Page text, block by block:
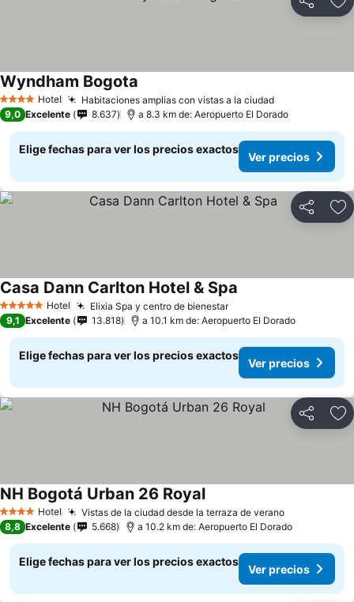
Compartir
4 EstrellasHotel Habitaciones amplias con vistas a la ciudad
Wyndham Bogota
9,0 Excelente 8.637 a 8.3 km de: Aeropuerto El Dorado
Elige fechas para ver los precios exactos
Ver precios
Compartir
5 Estrellas Hotel Elixia Spa y centro de bienestar
Casa Dann Carlton Hotel & Spa
9,1 Excelente 13.818 a 10.1 km de: Aeropuerto El Dorado
Elige fechas para ver los precios exactos
Ver precios
Compartir
4 EstrellasHotel Vistas de la ciudad desde la terraza de verano
NH Bogotá Urban 26 Royal
8,8 Excelente 5.668 a 10.2 km de: Aeropuerto El Dorado
Elige fechas para ver los precios exactos
Ver precios